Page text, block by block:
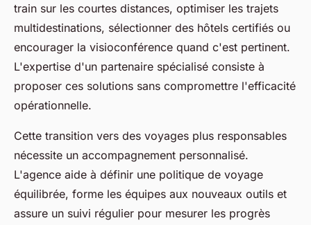
train sur les courtes distances, optimiser les trajets
multidestinations, sélectionner des hôtels certifiés ou
encourager la visioconférence quand c'est pertinent.
L'expertise d'un partenaire spécialisé consiste à
proposer ces solutions sans compromettre l'efficacité
opérationnelle.
Cette transition vers des voyages plus responsables
nécessite un accompagnement personnalisé.
L'agence aide à définir une politique de voyage
équilibrée, forme les équipes aux nouveaux outils et
assure un suivi régulier pour mesurer les progrès